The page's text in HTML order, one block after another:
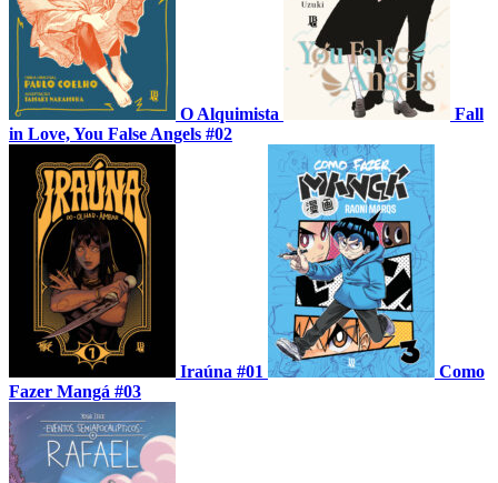
O Alquimista
Fall
in Love, You False Angels #02
Iraúna #01
Como
Fazer Mangá #03